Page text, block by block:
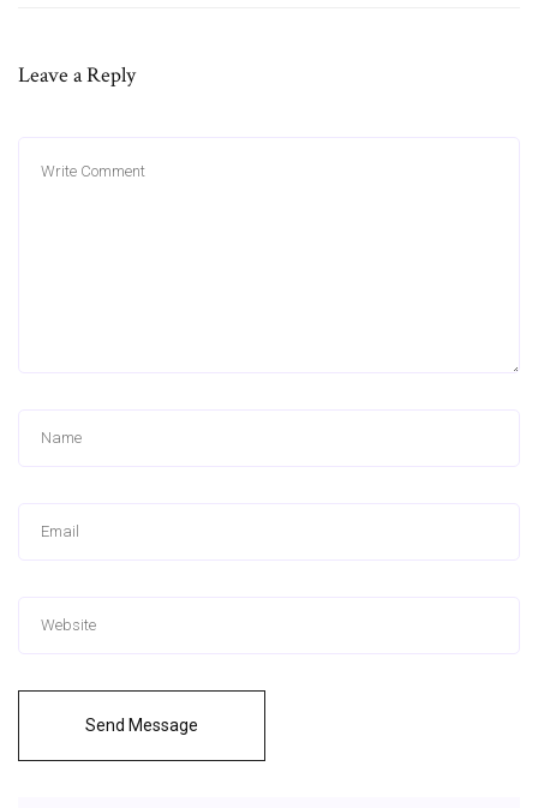
Leave a Reply
Send Message